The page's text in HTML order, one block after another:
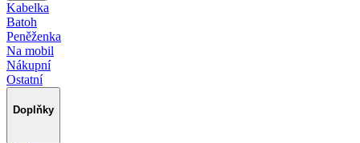
Kabelka
Batoh
Peněženka
Na mobil
Nákupní
Ostatní
Doplňky